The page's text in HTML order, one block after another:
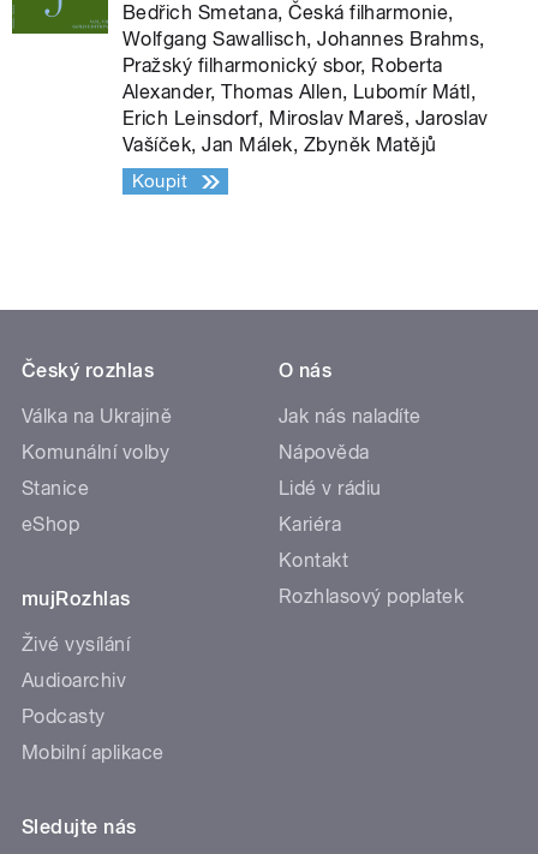
Bedřich Smetana, Česká filharmonie,
Wolfgang Sawallisch, Johannes Brahms,
Pražský filharmonický sbor, Roberta
Alexander, Thomas Allen, Lubomír Mátl,
Erich Leinsdorf, Miroslav Mareš, Jaroslav
Vašíček, Jan Málek, Zbyněk Matějů
Koupit
Český rozhlas
Válka na Ukrajině
Komunální volby
Stanice
eShop
mujRozhlas
Živé vysílání
Audioarchiv
Podcasty
Mobilní aplikace
O nás
Jak nás naladíte
Nápověda
Lidé v rádiu
Kariéra
Kontakt
Rozhlasový poplatek
Sledujte nás